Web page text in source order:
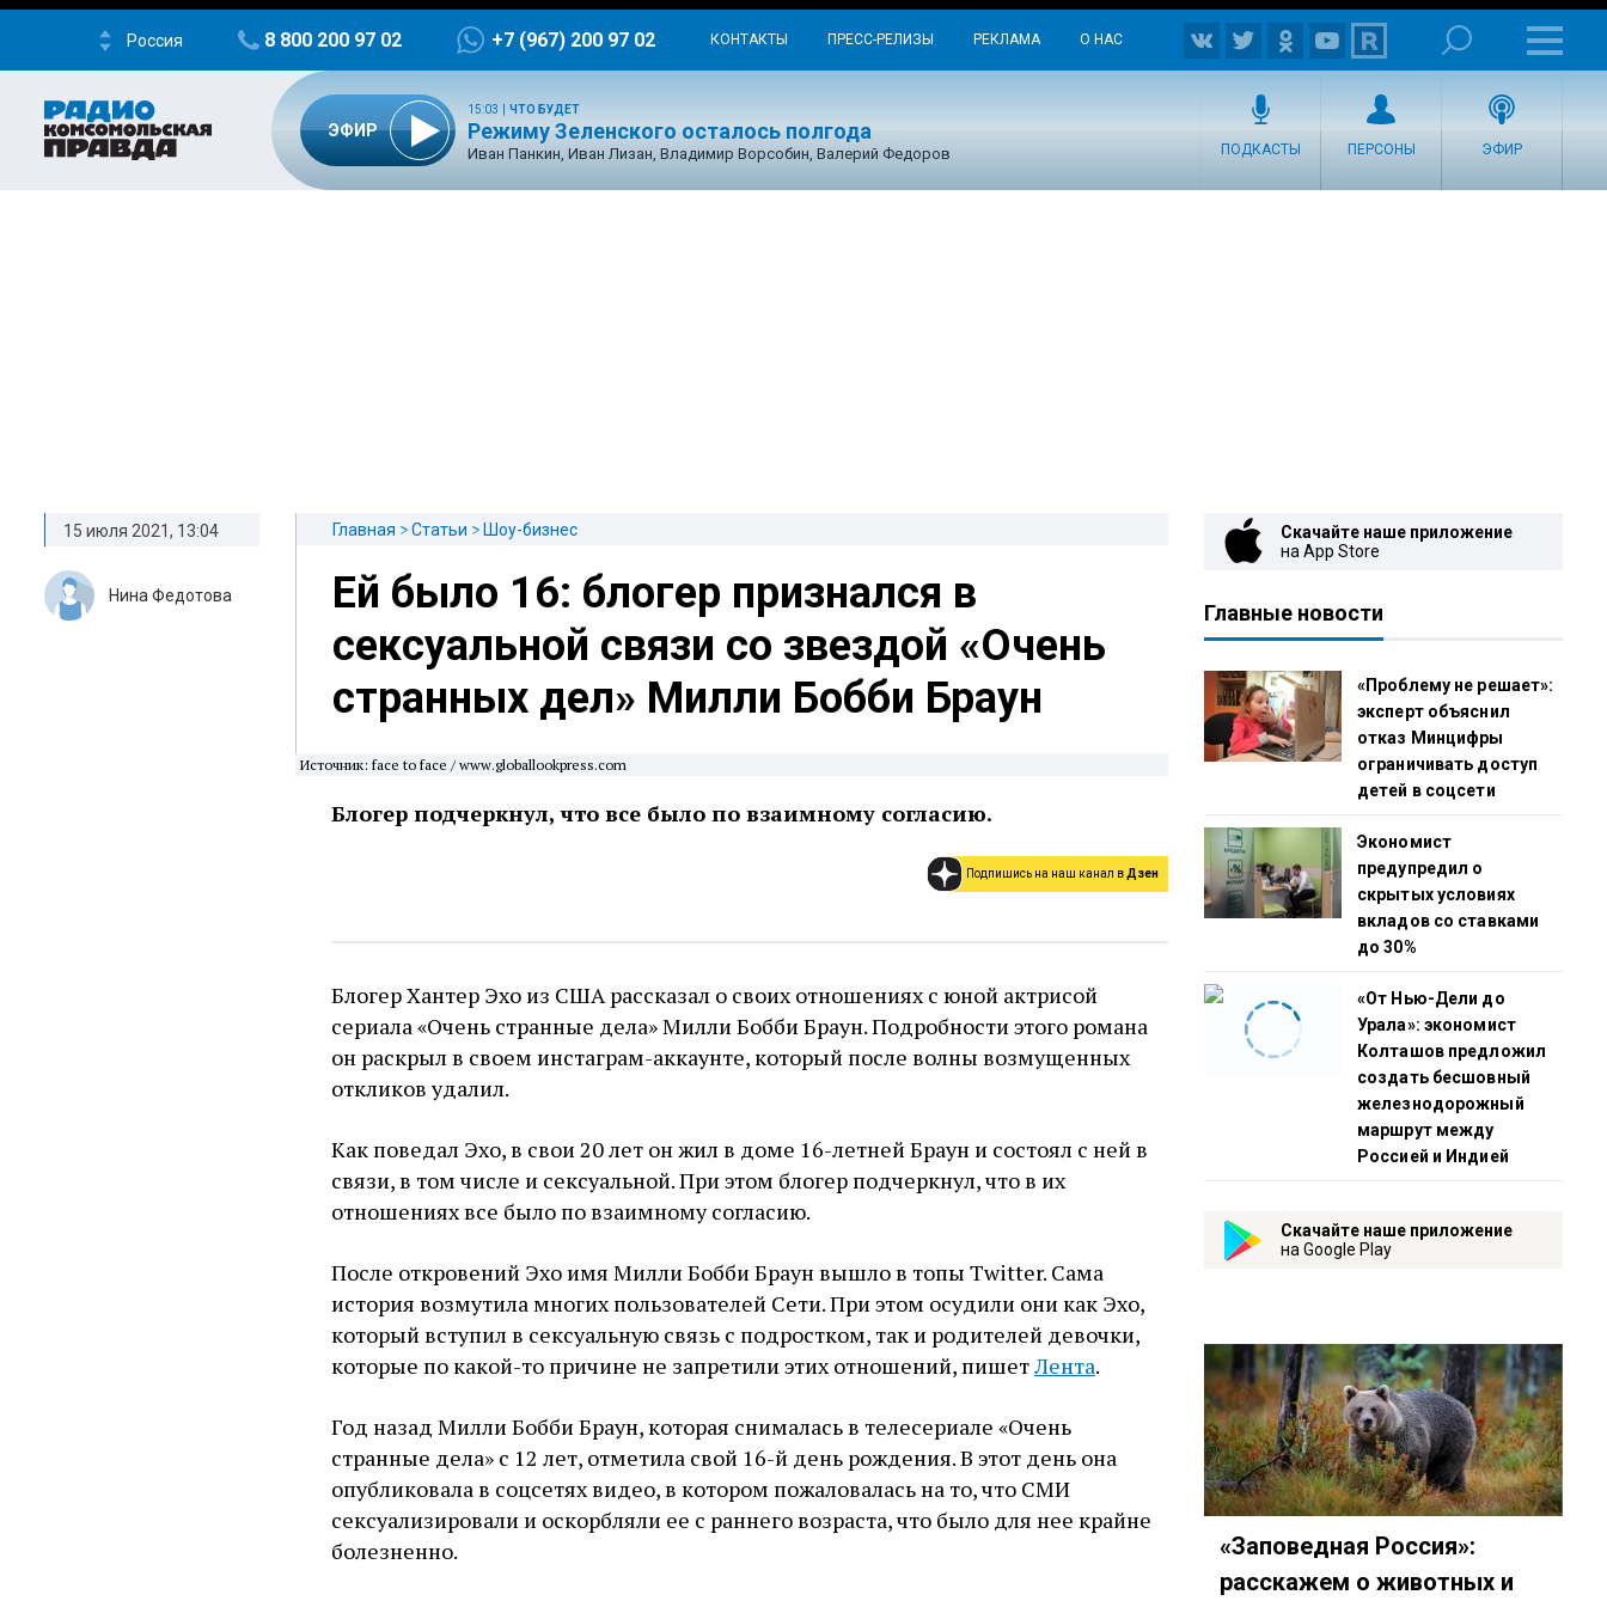
Россия 8 800 200 97 02 +7 (967) 200 97 02 КОНТАКТЫ ПРЕСС-РЕЛИЗЫ РЕКЛАМА О НАС
ЭФИР
15:03 ЧТО БУДЕТ
Режиму Зеленского осталось полгода
Иван Панкин, Иван Лизан, Владимир Ворсобин, Валерий Федоров ПОДКАСТЫ ПЕРСОНЫ ЭФИР
Главная Статьи Шоу-бизнес
Ей было 16: блогер признался в
сексуальной связи со звездой «Очень
странных дел» Милли Бобби Браун
Источник: face to face / www.globallookpress.com
Блогер подчеркнул, что все было по взаимному согласию.
Подпишись на наш канал вДзен
Блогер Хантер Эхо из США рассказал о своих отношениях с юной актрисой
сериала «Очень странные дела» Милли Бобби Браун. Подробности этого романа
он раскрыл в своем инстаграм-аккаунте, который после волны возмущенных
откликов удалил.
Как поведал Эхо, в свои 20 лет он жил в доме 16-летней Браун и состоял с ней в
связи, в том числе и сексуальной. При этом блогер подчеркнул, что в их
отношениях все было по взаимному согласию.
После откровений Эхо имя Милли Бобби Браун вышло в топы Twitter. Сама
история возмутила многих пользователей Сети. При этом осудили они как Эхо,
который вступил в сексуальную связь с подростком, так и родителей девочки,
которые по какой-то причине не запретили этих отношений, пишетЛента.
Год назад Милли Бобби Браун, которая снималась в телесериале «Очень
странные дела» с 12 лет, отметила свой 16-й день рождения. В этот день она
опубликовала в соцсетях видео, в котором пожаловалась на то, что СМИ
сексуализировали и оскорбляли ее с раннего возраста, что было для нее крайне
болезненно.
15 июля 2021, 13:04
Нина Федотова
Скачайте наше приложение
на App Store
Главные новости
«Проблему не решает»:
эксперт объяснил
отказ Минцифры
ограничивать доступ
детей в соцсети
Экономист
предупредил о
скрытых условиях
вкладов со ставками
до 30%
«От Нью-Дели до
Урала»: экономист
Колташов предложил
создать бесшовный
железнодорожный
маршрут между
Россией и Индией
Скачайте наше приложение
на Google Play
«Заповедная Россия»:
расскажем о животных и